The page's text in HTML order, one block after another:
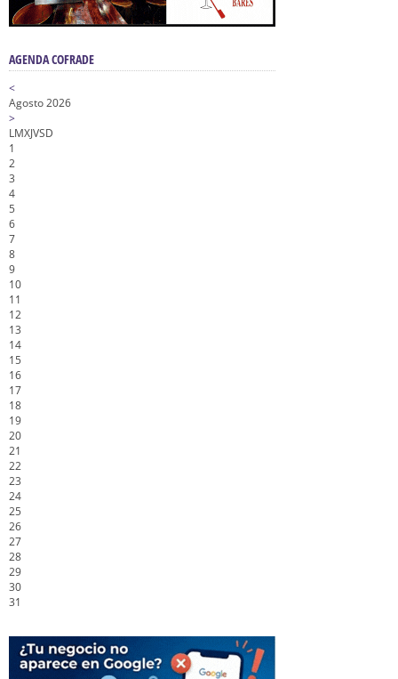
AGENDA COFRADE
<
Agosto 2026
>
LMXJVSD
1
2
3
4
5
6
7
8
9
10
11
12
13
14
15
16
17
18
19
20
21
22
23
24
25
26
27
28
29
30
31